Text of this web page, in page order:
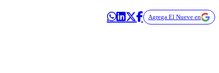
Agrega El Nueve en